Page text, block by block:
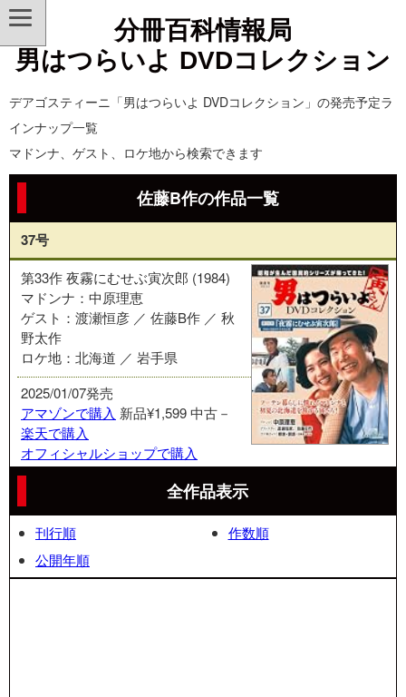
分冊百科情報局
男はつらいよ DVDコレクション
デアゴスティーニ「男はつらいよ DVDコレクション」の発売予定ラ
インナップ一覧
マドンナ、ゲスト、ロケ地から検索できます
佐藤B作の作品一覧
37号
第33作 夜霧にむせぶ寅次郎 (1984)
マドンナ：中原理恵
ゲスト：渡瀬恒彦 ／ 佐藤B作 ／ 秋
野太作
ロケ地：北海道 ／ 岩手県
2025/01/07発売
アマゾンで購入 新品¥1,599中古－
楽天で購入
オフィシャルショップで購入
全作品表示
刊行順
公開年順
作数順